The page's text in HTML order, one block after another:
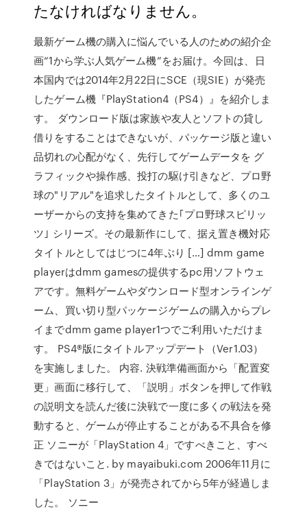
たなければなりません。
最新ゲーム機の購入に悩んでいる人のための紹介企
画“1から学ぶ人気ゲーム機”をお届け。今回は、日
本国内では2014年2月22日にSCE（現SIE）が発売
したゲーム機『PlayStation4（PS4）』を紹介しま
す。 ダウンロード版は家族や友人とソフトの貸し
借りをすることはできないが、パッケージ版と違い
品切れの心配がなく、先行してゲームデータを グ
ラフィックや操作感、投打の駆け引きなど、プロ野
球の"リアル"を追求したタイトルとして、多くのユ
ーザーからの支持を集めてきた｢プロ野球スピリッ
ツ｣ シリーズ。その最新作にして、据え置き機対応
タイトルとしてはじつに4年ぶり […] dmm game
playerはdmm gamesの提供するpc用ソフトウェ
アです。無料ゲームやダウンロード型オンラインゲ
ーム、買い切り型パッケージゲームの購入からプレ
イまでdmm game player1つでご利用いただけま
す。 PS4®版にタイトルアップデート（Ver1.03）
を実施しました。 内容. 決戦準備画面から「配置変
更」画面に移行して、「説明」ボタンを押して作戦
の説明文を読んだ後に決戦で一度に多くの戦法を発
動すると、ゲームが停止することがある不具合を修
正 ソニーが「PlayStation 4」ですべきこと、すべ
きではないこと. by mayaibuki.com 2006年11月に
「PlayStation 3」が発売されてから5年が経過しま
した。 ソニー